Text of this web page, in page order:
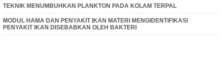
TEKNIK MENUMBUHKAN PLANKTON PADA KOLAM TERPAL
MODUL HAMA DAN PENYAKIT IKAN MATERI MENGIDENTIFIKASI
PENYAKIT IKAN DISEBABKAN OLEH BAKTERI